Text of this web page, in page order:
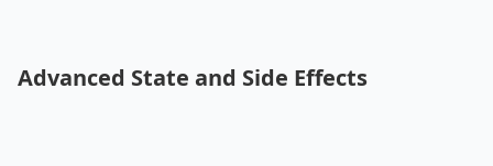
Advanced State and Side Effects